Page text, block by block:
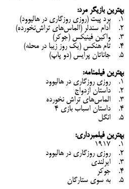
بهترین بازیگر مرد:
1. برد پیت (روزی روزگاری در هالیوود)
2. آدام سندلر (الماس‌های تراش‌نخورده)
3. واکین فینیکس (جوکر)
4. تام هنکس (یک روز زیبا در محله)
5. جاناتان پرایس (دو پاپ)
بهترین فیلمنامه:
1. روزی روزگاری در هالیوود
2. داستان ازدواج
3. الماس‌های تراش نخورده
4. داستان اسباب بازی ۴
5. انگل
بهترین فیلمبرداری:
1. ۱۹۱۷
2. روزی روزگاری در هالیوود
3. ایرلندی
4. جوکر
5. به سوی ستارگان